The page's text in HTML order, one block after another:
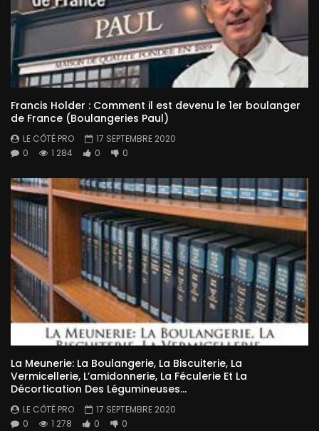
Francis Holder : Comment il est devenu le 1er boulanger
de France (Boulangeries Paul)
LE CÔTÉ PRO
17 SEPTEMBRE 2020
0
1 284 0 0
La Meunerie: La Boulangerie, La Biscuiterie, La
Vermicellerie, L’amidonnerie, La Féculerie Et La
Décortication Des Légumineuses…
LE CÔTÉ PRO
17 SEPTEMBRE 2020
0
1 278 0 0